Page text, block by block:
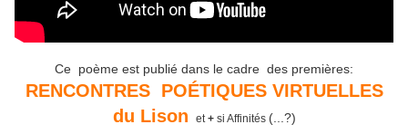
Ce poème est publié dans le cadre des premières:
RENCONTRES POÉTIQUES VIRTUELLES
du Lison
et+si Affinités (...?)